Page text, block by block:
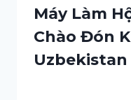
Máy Làm
Chào Đón
Uzbekistan